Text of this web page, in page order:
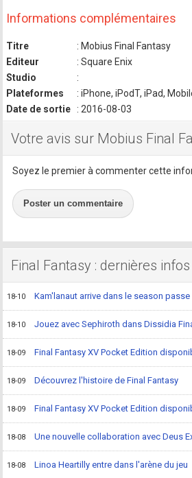
Informations complémentaires
Titre
: Mobius Final Fantasy
Editeur
: Square Enix
Studio
:
Plateformes
: iPhone, iPodT, iPad,
Date de sortie
: 2016-08-03
Votre avis sur Mobius Final
Soyez le premier à commenter cette
Poster un commentaire
Final Fantasy : dernières infos
18-10 Kam'lanaut arrive dans le season passe
18-10 Jouez avec Sephiroth dans Dissidia
18-09 Final Fantasy XV Pocket Edition
18-09 Découvrez l'histoire de Final Fantasy
18-09 Final Fantasy XV Pocket Edition
18-08 Une nouvelle collaboration avec Deus
18-08 Linoa Heartilly entre dans l'arène du jeu